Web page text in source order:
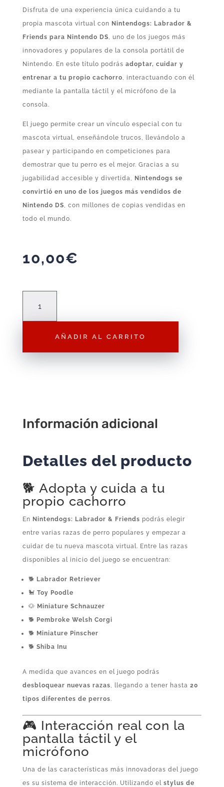
Disfruta de una experiencia única cuidando a tu
propia mascota virtual con Nintendogs: Labrador &
Friends para Nintendo DS , uno de los juegos más
innovadores y populares de la consola portátil de
Nintendo. En este título podrás adoptar, cuidar y
entrenar a tu propio cachorro , interactuando con él
mediante la pantalla táctil y el micrófono de la
consola.
El juego permite crear un vínculo especial con tu
mascota virtual, enseñándole trucos, llevándolo a
pasear y participando en competiciones para
demostrar que tu perro es el mejor. Gracias a su
jugabilidad accesible y divertida, Nintendogs se
convirtió en uno de los juegos más vendidos de
Nintendo DS , con millones de copias vendidas en
todo el mundo.
10,00€
Labrador
&
AÑADIR AL CARRITO
Información adicional
Detalles del producto
🐕 Adopta y cuida a tu
propio cachorro
En Nintendogs: Labrador & Friends podrás elegir
entre varias razas de perro populares y empezar a
cuidar de tu nueva mascota virtual. Entre las razas
disponibles al inicio del juego se encuentran:
🐕 Labrador Retriever
🐩 Toy Poodle
🐶 Miniature Schnauzer
🐕 Pembroke Welsh Corgi
🐕 Miniature Pinscher
🐕 Shiba Inu
A medida que avances en el juego podrás
desbloquear nuevas razas , llegando a tener hasta 20
tipos diferentes de perros.
🎮 Interacción real con la
pantalla táctil y el
micrófono
Una de las características más innovadoras del juego
es su sistema de interacción. Utilizando el stylus de